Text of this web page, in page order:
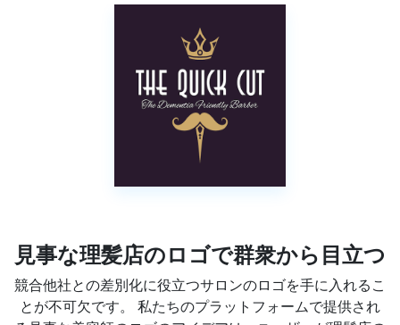
見事な理髪店のロゴで群衆から目立つ
競合他社との差別化に役立つサロンのロゴを手に入れるこ
とが不可欠です。 私たちのプラットフォームで提供され